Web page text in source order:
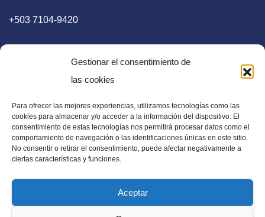
Gestionar el consentimiento de
las cookies
Para ofrecer las mejores experiencias, utilizamos tecnologías como las
cookies para almacenar y/o acceder a la información del dispositivo. El
consentimiento de estas tecnologías nos permitirá procesar datos como el
comportamiento de navegación o las identificaciones únicas en este sitio.
No consentir o retirar el consentimiento, puede afectar negativamente a
ciertas características y funciones.
Aceptar
+503 7104-9420
E-mail
diaadia.redaccion@gmail.com